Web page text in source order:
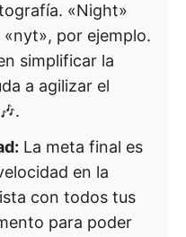
«Night»
por ejemplo.
simplificar la
a agilizar el
La meta final es
en la
con todos tus
para poder